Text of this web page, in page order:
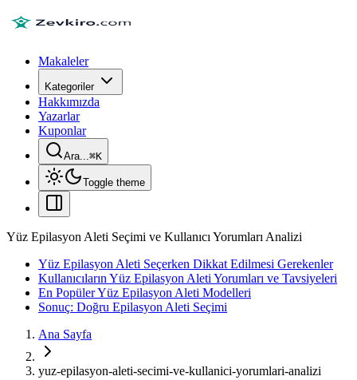
Makaleler
Kategoriler
Hakkımızda
Yazarlar
Kuponlar
Ara...⌘K
Toggle theme
Yüz Epilasyon Aleti Seçimi ve Kullanıcı Yorumları Analizi
Yüz Epilasyon Aleti Seçerken Dikkat Edilmesi Gerekenler
Kullanıcıların Yüz Epilasyon Aleti Yorumları ve Tavsiyeleri
En Popüler Yüz Epilasyon Aleti Modelleri
Sonuç: Doğru Epilasyon Aleti Seçimi
Ana Sayfa
yuz-epilasyon-aleti-secimi-ve-kullanici-yorumlari-analizi